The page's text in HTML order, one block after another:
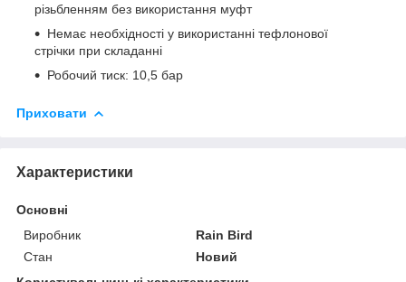
різьбленням без використання муфт
Немає необхідності у використанні тефлонової
стрічки при складанні
Робочий тиск: 10,5 бар
Приховати
Характеристики
Основні
Виробник
Rain Bird
Стан
Новий